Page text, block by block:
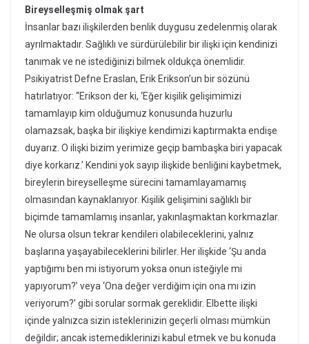
Bireyselleşmiş olmak şart
İnsanlar bazı ilişkilerden benlik duygusu zedelenmiş olarak
ayrılmaktadır. Sağlıklı ve sürdürülebilir bir ilişki için kendinizi
tanımak ve ne istediğinizi bilmek oldukça önemlidir.
Psikiyatrist Defne Eraslan, Erik Erikson’un bir sözünü
hatırlatıyor: “Erikson der ki, ‘Eğer kişilik gelişimimizi
tamamlayıp kim olduğumuz konusunda huzurlu
olamazsak, başka bir ilişkiye kendimizi kaptırmakta endişe
duyarız. O ilişki bizim yerimize geçip bambaşka biri yapacak
diye korkarız.’ Kendini yok sayıp ilişkide benliğini kaybetmek,
bireylerin bireyselleşme sürecini tamamlayamamış
olmasından kaynaklanıyor. Kişilik gelişimini sağlıklı bir
biçimde tamamlamış insanlar, yakınlaşmaktan korkmazlar.
Ne olursa olsun tekrar kendileri olabileceklerini, yalnız
başlarına yaşayabileceklerini bilirler. Her ilişkide ‘Şu anda
yaptığımı ben mi istiyorum yoksa onun isteğiyle mi
yapıyorum?’ veya ‘Ona değer verdiğim için ona mı izin
veriyorum?’ gibi sorular sormak gereklidir. Elbette ilişki
içinde yalnızca sizin isteklerinizin geçerli olması mümkün
değildir; ancak istemediklerinizi kabul etmek ve bu konuda